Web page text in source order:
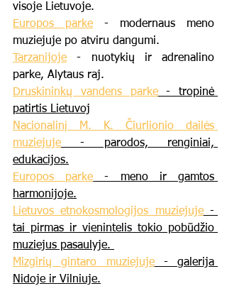
visoje Lietuvoje.
Europos parke - modernaus meno
muziejuje po atviru dangumi.
Tarzanijoje - nuotykių ir adrenalino
parke, Alytaus raj.
Druskininkų vandens parke - tropinė
patirtis Lietuvoj
Nacionalinį M. K. Čiurlionio dailės
muziejuje - parodos, renginiai,
edukacijos.
Europos parke - meno ir gamtos
harmonijoje.
Lietuvos etnokosmologijos muziejuje -
tai pirmas ir vienintelis tokio pobūdžio
muziejus pasaulyje.
Mizgirių gintaro muziejuje - galerija
Nidoje ir Vilniuje.